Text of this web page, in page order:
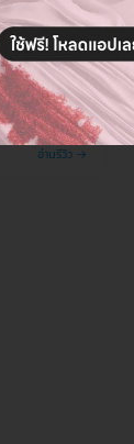
ที่
อ่านรีวิว →